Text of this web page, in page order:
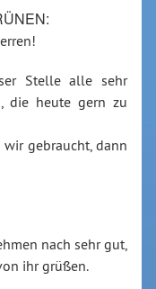
Stelle alle sehr
die heute gern zu
wir gebraucht, dann
nach sehr gut,
ihr grüßen.